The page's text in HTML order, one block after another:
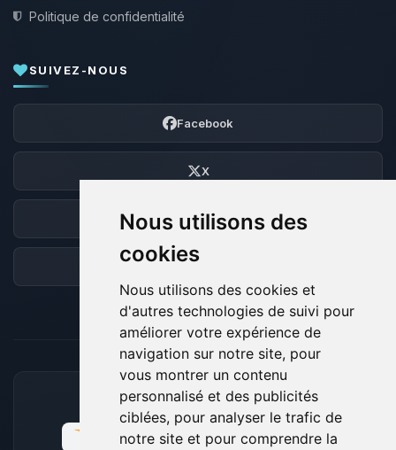
Nous utilisons des
cookies
Nous utilisons des cookies et
d'autres technologies de suivi pour
améliorer votre expérience de
navigation sur notre site, pour
vous montrer un contenu
personnalisé et des publicités
ciblées, pour analyser le trafic de
notre site et pour comprendre la
Politique de confidentialité
SUIVEZ-NOUS
Facebook
X
Discord
Forum
MOYENS DE PAIEMENT ACCEPTÉS